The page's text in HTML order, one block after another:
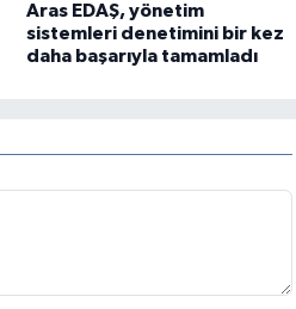
Aras EDAŞ, yönetim
sistemleri denetimini bir kez
daha başarıyla tamamladı